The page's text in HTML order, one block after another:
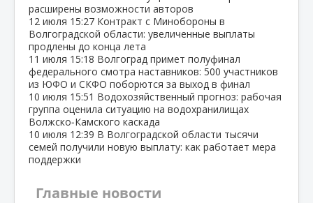
расширены возможности авторов
12 июля 15:27 Контракт с Минобороны в
Волгоградской области: увеличенные выплаты
продлены до конца лета
11 июля 15:18 Волгоград примет полуфинал
федерального смотра наставников: 500 участников
из ЮФО и СКФО поборются за выход в финал
10 июля 15:51 Водохозяйственный прогноз: рабочая
группа оценила ситуацию на водохранилищах
Волжско‑Камского каскада
10 июля 12:39 В Волгоградской области тысячи
семей получили новую выплату: как работает мера
поддержки
Главные новости